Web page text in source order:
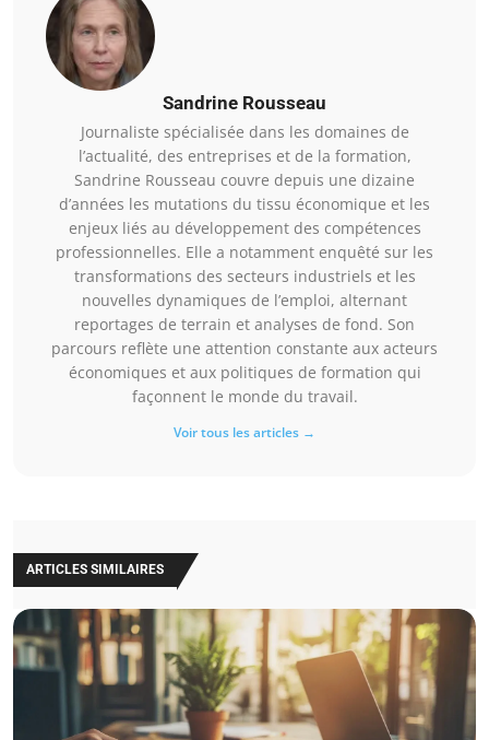
Sandrine Rousseau
Journaliste spécialisée dans les domaines de
l’actualité, des entreprises et de la formation,
Sandrine Rousseau couvre depuis une dizaine
d’années les mutations du tissu économique et les
enjeux liés au développement des compétences
professionnelles. Elle a notamment enquêté sur les
transformations des secteurs industriels et les
nouvelles dynamiques de l’emploi, alternant
reportages de terrain et analyses de fond. Son
parcours reflète une attention constante aux acteurs
économiques et aux politiques de formation qui
façonnent le monde du travail.
Voir tous les articles →
ARTICLES SIMILAIRES